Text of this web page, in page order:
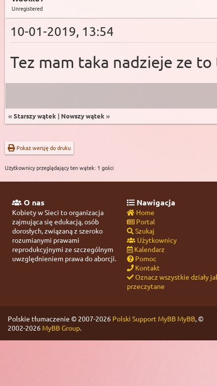
Unregistered
10-01-2019, 13:54
Tez mam taka nadzieje ze
« Starszy wątek | Nowszy wątek »
Pokaż wersję do druku
Użytkownicy przeglądający ten wątek: 1 gości
O nas
Kobiety w Sieci to organizacja
zajmująca się edukacją, osób
dorosłych, związaną z szeroko
rozumianymi prawami
reprodukcyjnymi ze szczególnym
uwzględnieniem prawa do aborcji.
Nawigacja
Home
Portal
Szukaj
Użytkownicy
Kalendarz
Pomoc
Kontakt
Oznacz wszystkie działy
przeczytane
Polskie tłumaczenie © 2007-2026 Polski Support MyBB MyBB, ©
2002-2026 MyBB Group.